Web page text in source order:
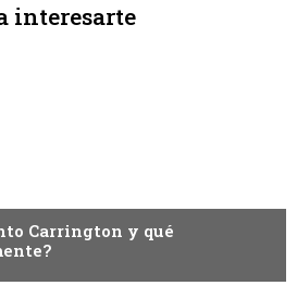
interesarte
Carrington y qué